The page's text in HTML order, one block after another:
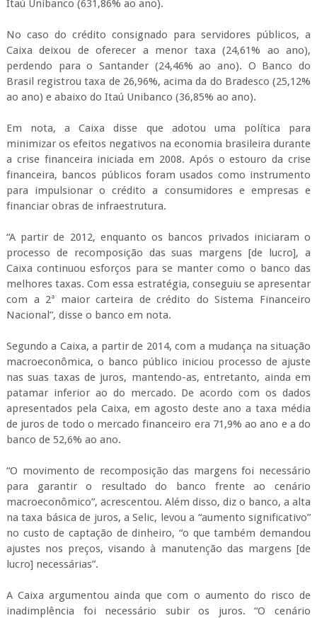
Itaú Unibanco (631,86% ao ano).
No caso do crédito consignado para servidores públicos, a
Caixa deixou de oferecer a menor taxa (24,61% ao ano),
perdendo para o Santander (24,46% ao ano). O Banco do
Brasil registrou taxa de 26,96%, acima da do Bradesco (25,12%
ao ano) e abaixo do Itaú Unibanco (36,85% ao ano).
Em nota, a Caixa disse que adotou uma política para
minimizar os efeitos negativos na economia brasileira durante
a crise financeira iniciada em 2008. Após o estouro da crise
financeira, bancos públicos foram usados como instrumento
para impulsionar o crédito a consumidores e empresas e
financiar obras de infraestrutura.
“A partir de 2012, enquanto os bancos privados iniciaram o
processo de recomposição das suas margens [de lucro], a
Caixa continuou esforços para se manter como o banco das
melhores taxas. Com essa estratégia, conseguiu se apresentar
com a 2ª maior carteira de crédito do Sistema Financeiro
Nacional”, disse o banco em nota.
Segundo a Caixa, a partir de 2014, com a mudança na situação
macroeconômica, o banco público iniciou processo de ajuste
nas suas taxas de juros, mantendo-as, entretanto, ainda em
patamar inferior ao do mercado. De acordo com os dados
apresentados pela Caixa, em agosto deste ano a taxa média
de juros de todo o mercado financeiro era 71,9% ao ano e a do
banco de 52,6% ao ano.
“O movimento de recomposição das margens foi necessário
para garantir o resultado do banco frente ao cenário
macroeconômico”, acrescentou. Além disso, diz o banco, a alta
na taxa básica de juros, a Selic, levou a “aumento significativo”
no custo de captação de dinheiro, “o que também demandou
ajustes nos preços, visando à manutenção das margens [de
lucro] necessárias”.
A Caixa argumentou ainda que com o aumento do risco de
inadimplência foi necessário subir os juros. “O cenário